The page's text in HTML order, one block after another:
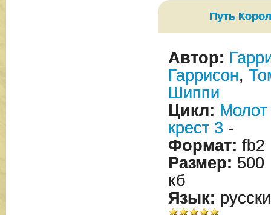
Путь
Автор:
Гаррисон,
Шиппи
Цикл: Молот
крест 3 -
Формат: fb2
Размер: 500
кб
Язык: